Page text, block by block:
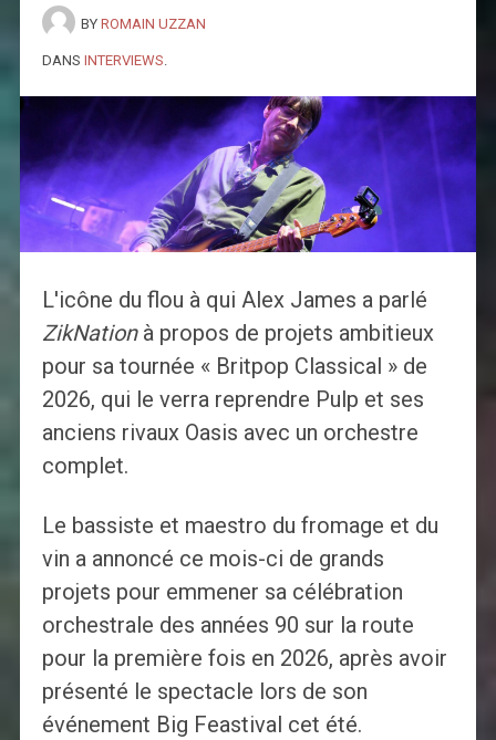
BY ROMAIN UZZAN
DANS INTERVIEWS
L'icône du flou à qui Alex James a parlé
ZikNationà propos de projets ambitieux
pour sa tournée « Britpop Classical » de
2026, qui le verra reprendre Pulp et ses
anciens rivaux Oasis avec un orchestre
complet.
Le bassiste et maestro du fromage et du
vin a annoncé ce mois-ci de grands
projets pour emmener sa célébration
orchestrale des années 90 sur la route
pour la première fois en 2026, après avoir
présenté le spectacle lors de son
événement Big Feastival cet été.